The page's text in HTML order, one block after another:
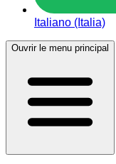
Italiano (Italia)
Ouvrir le menu principal